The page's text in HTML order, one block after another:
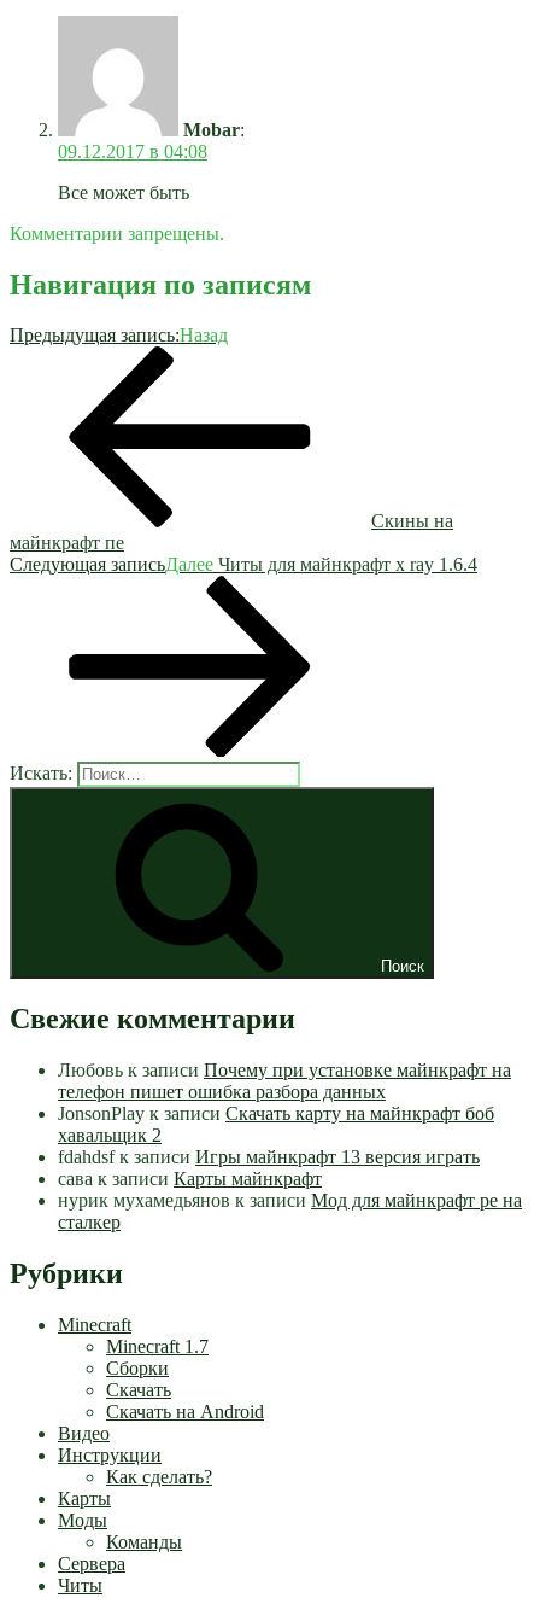
Mobar:
09.12.2017 в 04:08
Все может быть
Комментарии запрещены.
Навигация по записям
Предыдущая запись:Назад
Скины на
майнкрафт пе
Следующая записьДалее Читы для майнкрафт x ray 1.6.4
Искать:
Поиск
Свежие комментарии
Любовь к записи Почему при установке майнкрафт на
телефон пишет ошибка разбора данных
JonsonPlay к записи Скачать карту на майнкрафт боб
хавальщик 2
fdahdsfк записи Игры майнкрафт 13 версия играть
сава к записи Карты майнкрафт
нурик мухамедьянов к записи Мод для майнкрафт pe на
сталкер
Рубрики
Minecraft
Minecraft 1.7
Сборки
Скачать
Скачать на Android
Видео
Инструкции
Как сделать?
Карты
Моды
Команды
Сервера
Читы